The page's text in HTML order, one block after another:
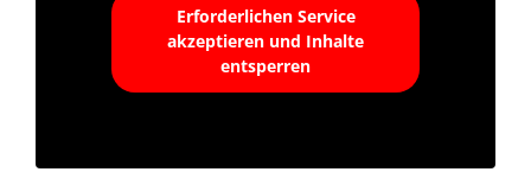
Erforderlichen Service
akzeptieren und Inhalte
entsperren